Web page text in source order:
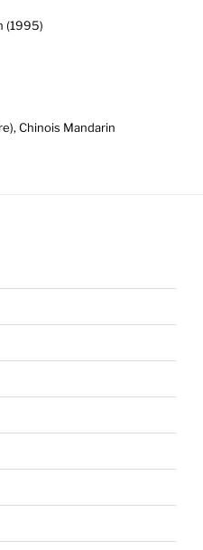
(1995)
Chinois Mandarin